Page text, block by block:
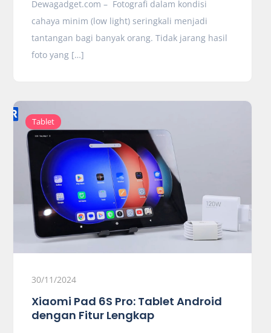
Dewagadget.com – Fotografi dalam kondisi
cahaya minim (low light) seringkali menjadi
tantangan bagi banyak orang. Tidak jarang hasil
foto yang […]
Tablet
30/11/2024
Xiaomi Pad 6S Pro: Tablet Android
dengan Fitur Lengkap